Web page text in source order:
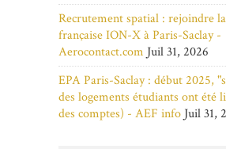
Recrutement spatial : rejoindre
française ION-X à Paris-Saclay -
Aerocontact.com Juil 31, 2026
EPA Paris-Saclay : début 2025,
des logements étudiants ont été
des comptes) - AEF info Juil 31,